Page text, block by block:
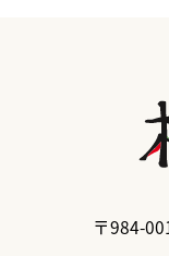
〒984-